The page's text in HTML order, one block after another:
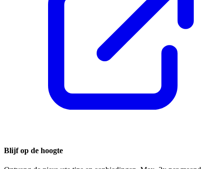
Blijf op de hoogte